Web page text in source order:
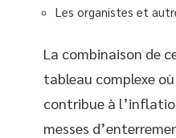
Les organistes et
La combinaison de
tableau complexe
contribue à
messes